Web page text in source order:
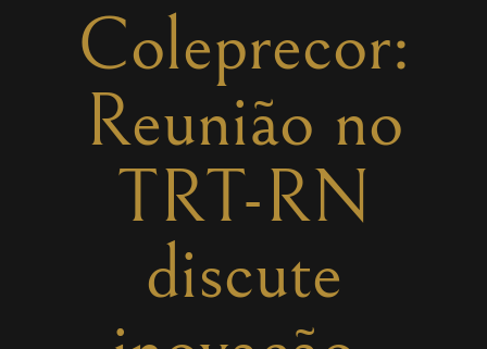
Coleprecor:
Reunião no
TRT-RN
discute